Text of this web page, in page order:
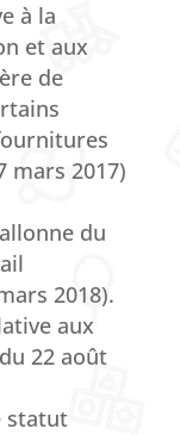
à la
et aux
de
mars 2017)
du
2018).
aux
22 août
statut